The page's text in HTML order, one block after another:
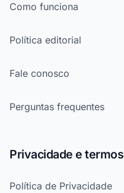
Como funciona
Política editorial
Fale conosco
Perguntas frequentes
Privacidade e termos
Política de Privacidade